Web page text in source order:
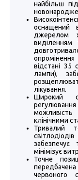
найбільш
оснащений
джерелом
відстані 35
лампи),
лікування.
Широкий
можливість
клінічними
Тривалий
забезпечує
мінімізує
Точне
червоного